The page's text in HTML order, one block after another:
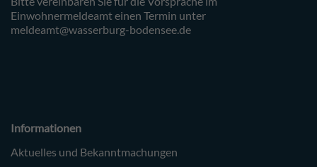
Einwohnermeldeamt einen Termin unter
meldeamt@wasserburg-bodensee.de
Informationen
Aktuelles und Bekanntmachungen